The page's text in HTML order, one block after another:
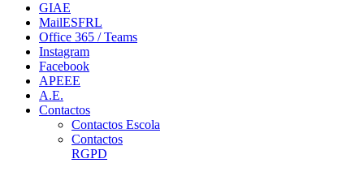
GIAE
MailESFRL
Office 365 / Teams
Instagram
Facebook
APEEE
A.E.
Contactos
Contactos Escola
Contactos
RGPD